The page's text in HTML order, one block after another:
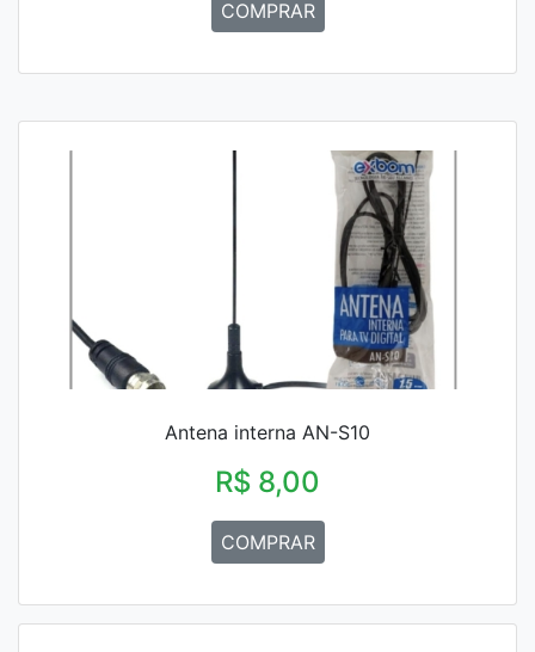
COMPRAR
Antena interna AN-S10
R$ 8,00
COMPRAR